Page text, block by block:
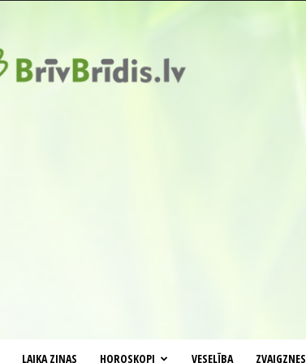
LAIKA ZIŅAS HOROSKOPI VESELĪBA ZVAIGZNES